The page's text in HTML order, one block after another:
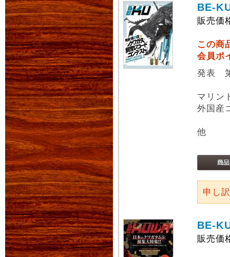
BE-
販売価
この商
会員ポ
発表
マリン
外国産
他
申し
BE-
販売価